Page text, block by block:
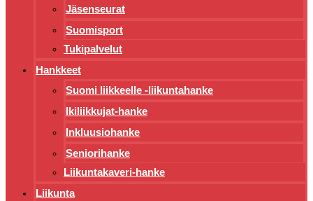
Jäsenseurat
Suomisport
Tukipalvelut
Hankkeet
Suomi liikkeelle -liikuntahanke
Ikiliikkujat-hanke
Inkluusiohanke
Seniorihanke
Liikuntakaveri-hanke
Liikunta